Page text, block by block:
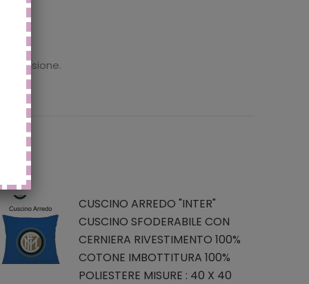
CUSCINO ARREDO "INTER"
CUSCINO SFODERABILE CON
CERNIERA RIVESTIMENTO 100%
COTONE IMBOTTITURA 100%
POLIESTERE MISURE : 40 X 40